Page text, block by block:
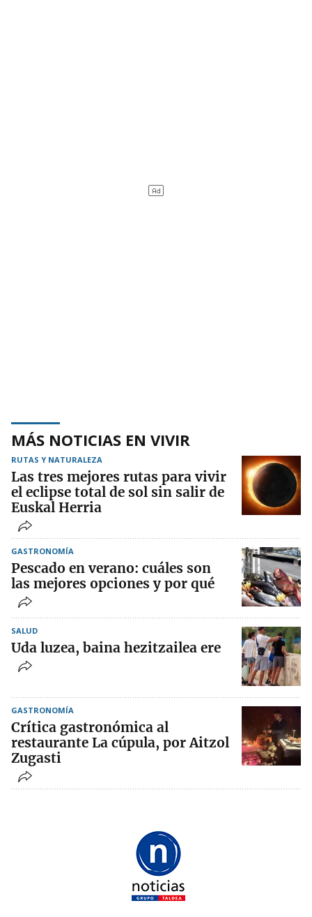
MÁS NOTICIAS EN VIVIR
RUTAS Y NATURALEZA
Las tres mejores rutas para vivir
el eclipse total de sol sin salir de
Euskal Herria
GASTRONOMÍA
Pescado en verano: cuáles son
las mejores opciones y por qué
SALUD
Uda luzea, baina hezitzailea ere
GASTRONOMÍA
Crítica gastronómica al
restaurante La cúpula, por Aitzol
Zugasti